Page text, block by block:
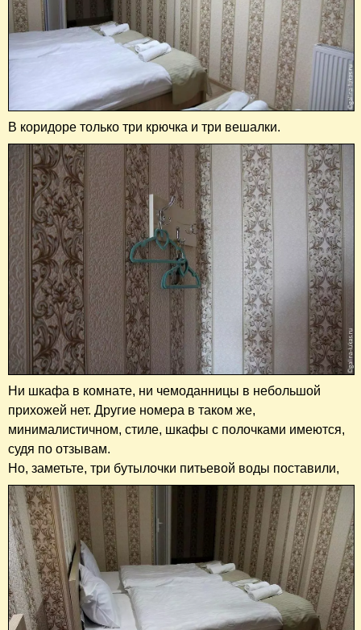
В коридоре только три крючка и три вешалки.
Ни шкафа в комнате, ни чемоданницы в небольшой
прихожей нет. Другие номера в таком же,
минималистичном, стиле, шкафы с полочками имеются,
судя по отзывам.
Но, заметьте, три бутылочки питьевой воды поставили,